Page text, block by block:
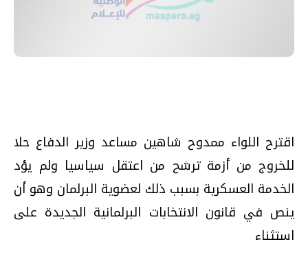
اقترح اللواء ممدوح شاهين مساعد وزير الدفاع حلا
للخروج من أزمة ترشح من اعتقل سياسيا ولم يؤد
الخدمة العسكرية بسبب ذلك لعضوية البرلمان وهو أن
ينص في قانون الانتخابات البرلمانية الجديدة على
استثناء